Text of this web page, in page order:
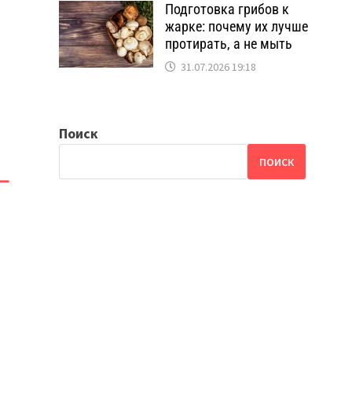
Подготовка грибов к
жарке: почему их лучше
протирать, а не мыть
31.07.2026 19:18
Поиск
ПОИСК